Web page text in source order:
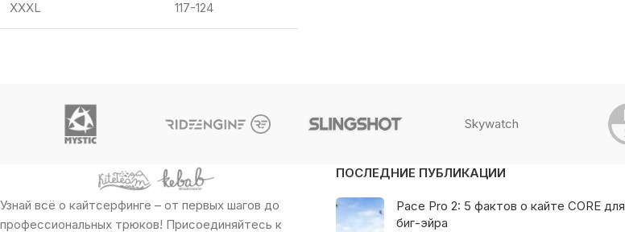
XXXL 117-124
Skywatch
Узнай всё о кайтсерфинге – от первых шагов до
профессиональных трюков! Присоединяйтесь к
ПОСЛЕДНИЕ ПУБЛИКАЦИИ
Pace Pro 2: 5 фактов о кайте CORE для
биг-эйра